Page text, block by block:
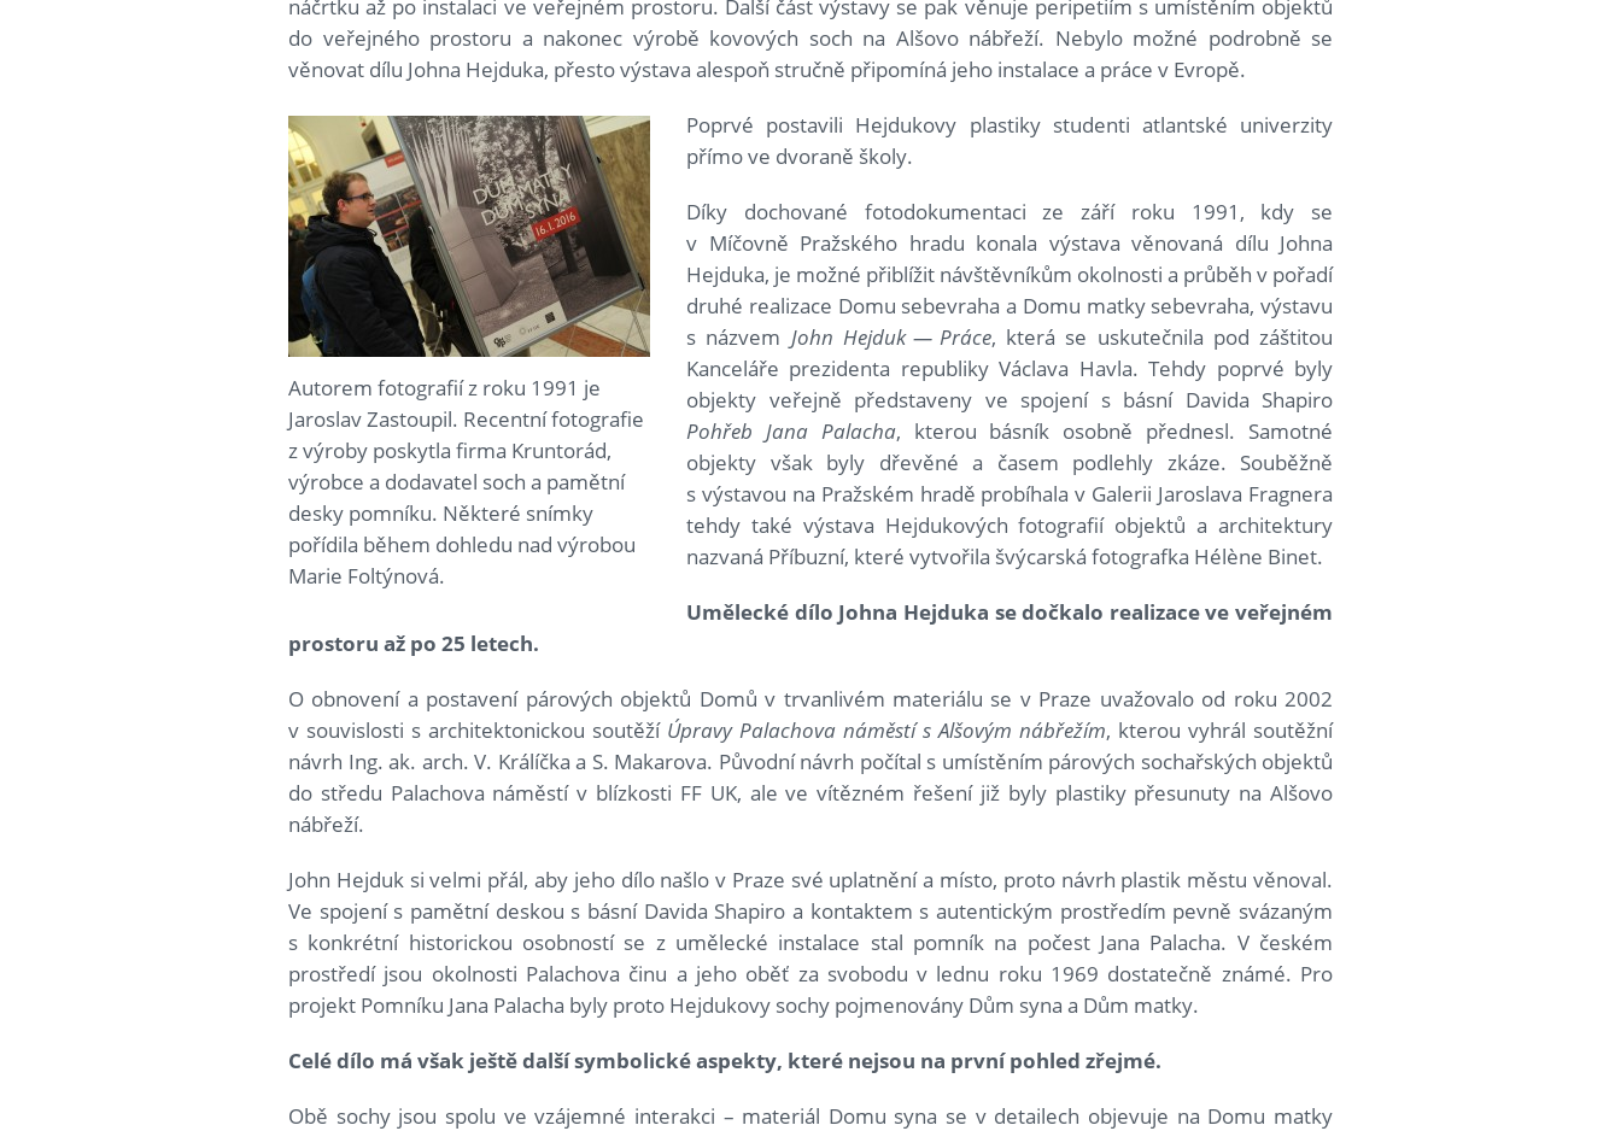
náčrtku až po instalaci ve veřejném prostoru. Další část výstavy se pak věnuje peripetiím s umístěním objektů
do veřejného prostoru a nakonec výrobě kovových soch na Alšovo nábřeží. Nebylo možné podrobně se
věnovat dílu Johna Hejduka, přesto výstava alespoň stručně připomíná jeho instalace a práce v Evropě.
Autorem fotografií z roku 1991 je
Jaroslav Zastoupil. Recentní fotografie
z výroby poskytla firma Kruntorád,
výrobce a dodavatel soch a pamětní
desky pomníku. Některé snímky
pořídila během dohledu nad výrobou
Marie Foltýnová.
Poprvé postavili Hejdukovy plastiky studenti atlantské univerzity
přímo ve dvoraně školy.
Díky dochované fotodokumentaci ze září roku 1991, kdy se
v Míčovně Pražského hradu konala výstava věnovaná dílu Johna
Hejduka, je možné přiblížit návštěvníkům okolnosti a průběh v pořadí
druhé realizace Domu sebevraha a Domu matky sebevraha, výstavu
s názvem John Hejduk — Práce, která se uskutečnila pod záštitou
Kanceláře prezidenta republiky Václava Havla. Tehdy poprvé byly
objekty veřejně představeny ve spojení s básní Davida Shapiro
Pohřeb Jana Palacha, kterou básník osobně přednesl. Samotné
objekty však byly dřevěné a časem podlehly zkáze. Souběžně
s výstavou na Pražském hradě probíhala v Galerii Jaroslava Fragnera
tehdy také výstava Hejdukových fotografií objektů a architektury
nazvaná Příbuzní, které vytvořila švýcarská fotografka Hélène Binet.
Umělecké dílo Johna Hejduka se dočkalo realizace ve veřejném
prostoru až po 25 letech.
O obnovení a postavení párových objektů Domů v trvanlivém materiálu se v Praze uvažovalo od roku 2002
v souvislosti s architektonickou soutěží Úpravy Palachova náměstí s Alšovým nábřežím, kterou vyhrál soutěžní
návrh Ing. ak. arch. V. Králíčka a S. Makarova. Původní návrh počítal s umístěním párových sochařských objektů
do středu Palachova náměstí v blízkosti FF UK, ale ve vítězném řešení již byly plastiky přesunuty na Alšovo
nábřeží.
John Hejduk si velmi přál, aby jeho dílo našlo v Praze své uplatnění a místo, proto návrh plastik městu věnoval.
Ve spojení s pamětní deskou s básní Davida Shapiro a kontaktem s autentickým prostředím pevně svázaným
s konkrétní historickou osobností se z umělecké instalace stal pomník na počest Jana Palacha. V českém
prostředí jsou okolnosti Palachova činu a jeho oběť za svobodu v lednu roku 1969 dostatečně známé. Pro
projekt Pomníku Jana Palacha byly proto Hejdukovy sochy pojmenovány Dům syna a Dům matky.
Celé dílo má však ještě další symbolické aspekty, které nejsou na první pohled zřejmé.
Obě sochy jsou spolu ve vzájemné interakci – materiál Domu syna se v detailech objevuje na Domu matky